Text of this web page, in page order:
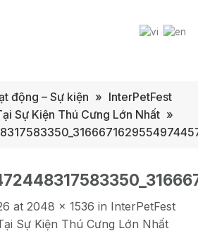
động – Sự kiện » InterPetFest
Sự Kiện Thú Cưng Lớn Nhất »
at 2048 × 1536 in InterPetFest
Sự Kiện Thú Cưng Lớn Nhất